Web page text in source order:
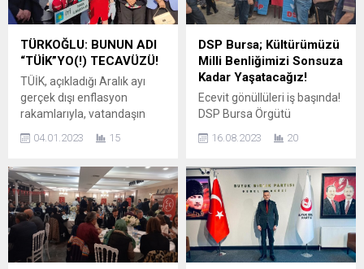
TÜRKOĞLU: BUNUN ADI
“TÜİK”YO(!) TECAVÜZÜ!
TÜİK, açıkladığı Aralık ayı
gerçek dışı enflasyon
rakamlarıyla, vatandaşın
hakkına hukukuna bir kez
daha tecavüz etmiştir. İlgili
BUNUN ADI “TÜİK”YO(!)
TECAVÜZÜ! Bir süre önce
TÜİK’i, gerçek enflasyon
oranlarını çarpıtması
nedeniyle Pinokyo maketiyle
protesto eden İYİ Parti
04.01.2023 15
DSP Bursa; Kültürümüzü
Milli Benliğimizi Sonsuza
Kadar Yaşatacağız!
Ecevit gönüllüleri iş başında!
DSP Bursa Örgütü
organizasyonunda Teferrüç
Mahallesi Teferrüç Camii
yapılan aşure etkinliğinde
Genel Başkan Yardımcısı
Ahmet Olcay Akıncı, ilimize
misafir gelen DSP Kocaeli İl
Başkanı Halim Dedeoğlu,
GDK Üyesi Nurdan Bilgin’in
16.08.2023 20